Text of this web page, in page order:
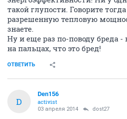
такой глупости. Говорите
разрешенную тепловую
знаете.
Ну и еще раз по-поводу бреда
на пальцах, что это бред!
ОТВЕТИТЬ
D
Den156
activist
03 апреля 2014 dost27